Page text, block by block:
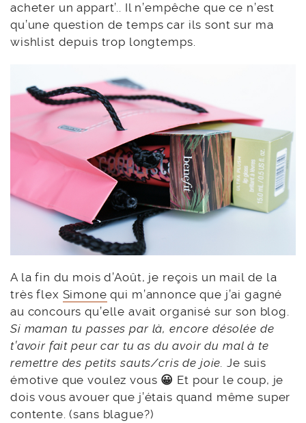
acheter un appart’.. Il n’empêche que ce n’est
qu’une question de temps car ils sont sur ma
wishlist depuis trop longtemps.
A la fin du mois d’Août, je reçois un mail de la
très flex Simone qui m’annonce que j’ai gagné
au concours qu’elle avait organisé sur son blog.
Si maman tu passes par là, encore désolée de
t’avoir fait peur car tu as du avoir du mal à te
remettre des petits sauts/cris de joie.Je suis
émotive que voulez vous 😀 Et pour le coup, je
dois vous avouer que j’étais quand même super
contente. (sans blague?)